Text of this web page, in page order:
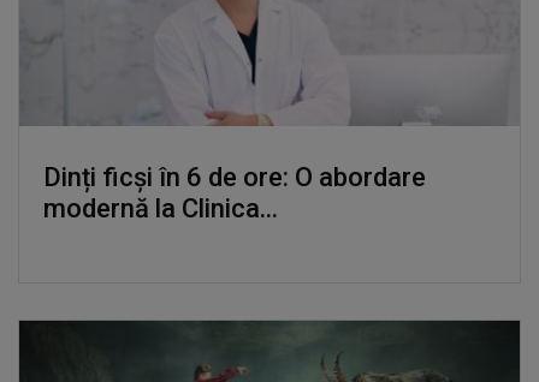
Dinți ficși în 6 de ore: O abordare
modernă la Clinica...